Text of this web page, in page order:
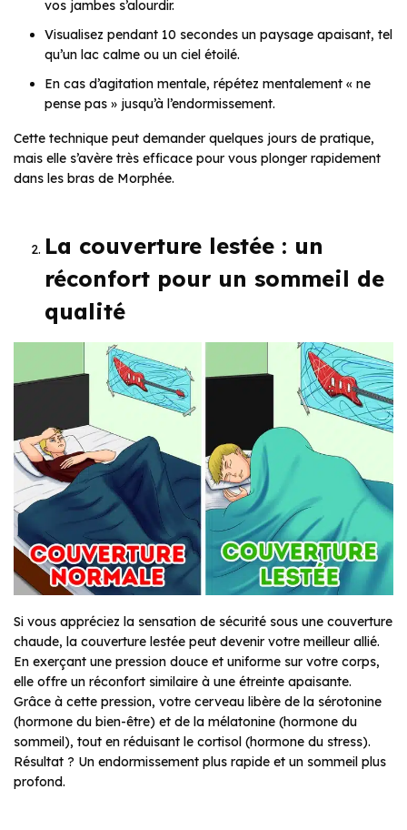
vos jambes s’alourdir.
Visualisez pendant 10 secondes un paysage apaisant, tel
qu’un lac calme ou un ciel étoilé.
En cas d’agitation mentale, répétez mentalement « ne
pense pas » jusqu’à l’endormissement.
Cette technique peut demander quelques jours de pratique,
mais elle s’avère très efficace pour vous plonger rapidement
dans les bras de Morphée.
La couverture lestée : un
réconfort pour un sommeil de
qualité
Si vous appréciez la sensation de sécurité sous une couverture
chaude, la couverture lestée peut devenir votre meilleur allié.
En exerçant une pression douce et uniforme sur votre corps,
elle offre un réconfort similaire à une étreinte apaisante.
Grâce à cette pression, votre cerveau libère de la sérotonine
(hormone du bien-être) et de la mélatonine (hormone du
sommeil), tout en réduisant le cortisol (hormone du stress).
Résultat ? Un endormissement plus rapide et un sommeil plus
profond.